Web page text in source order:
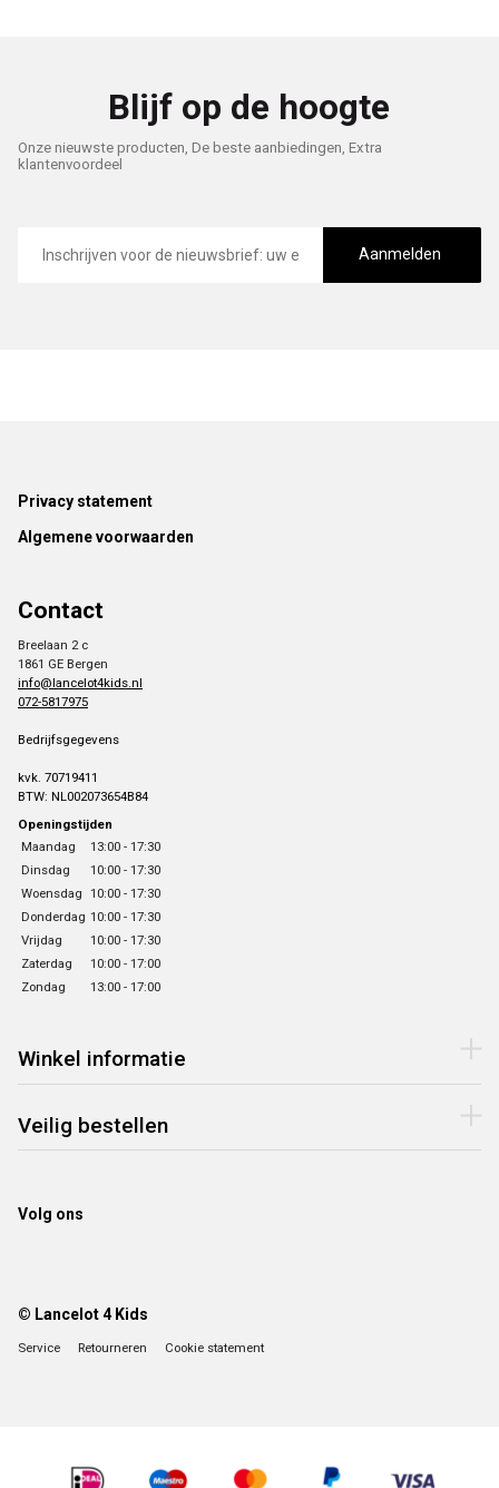
Blijf op de hoogte
Onze nieuwste producten, De beste aanbiedingen, Extra
klantenvoordeel
mailadres
Aanmelden
Footer
Privacy statement
Algemene voorwaarden
Contact
Breelaan 2 c
1861 GE Bergen
info@lancelot4kids.nl
072-5817975
Bedrijfsgegevens
kvk. 70719411
BTW: NL002073654B84
Openingstijden
Maandag
13:00 - 17:30
Dinsdag
10:00 - 17:30
Woensdag 10:00 - 17:30
Donderdag 10:00 - 17:30
Vrijdag
10:00 - 17:30
Zaterdag
10:00 - 17:00
Zondag
13:00 - 17:00
Winkel informatie
Veilig bestellen
Volg ons
© Lancelot 4 Kids
Service Retourneren Cookie statement